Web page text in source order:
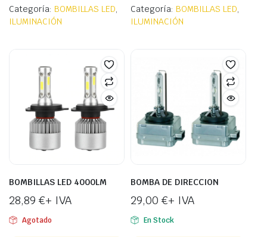
Categoría: BOMBILLAS LED,
ILUMINACIÓN
Categoría: BOMBILLAS LED,
ILUMINACIÓN
BOMBILLAS LED 4000LM
28,89 €+ IVA
Agotado
BOMBA DE DIRECCION
29,00 €+ IVA
En Stock